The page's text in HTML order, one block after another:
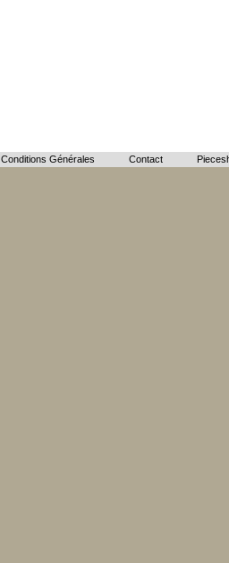
Conditions Générales Contact